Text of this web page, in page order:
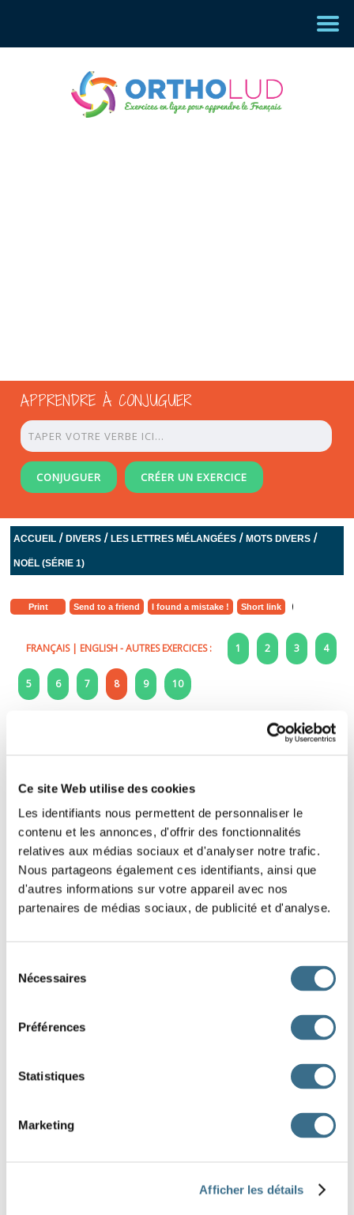
Ce site Web utilise des cookies
Les identifiants nous permettent de personnaliser le
contenu et les annonces, d'offrir des fonctionnalités
relatives aux médias sociaux et d'analyser notre trafic.
Nous partageons également ces identifiants, ainsi que
d'autres informations sur votre appareil avec nos
partenaires de médias sociaux, de publicité et d'analyse.
Nécessaires
Préférences
Statistiques
Marketing
Afficher les détails
APPRENDRE À CONJUGUER
CONJUGUER CRÉER UN EXERCICE
ACCUEIL /DIVERS /LES LETTRES MÉLANGÉES /MOTS DIVERS /
NOËL (SÉRIE 1)
Print Send to a friend I found a mistake ! Short link
FRANÇAIS| ENGLISH- AUTRES EXERCICES : 1 2 3 4
5 6 7 8 9 10
8 - French Game - Shuffled letters:
Put the letters of this french word in the right
order.
Hint: To decorate the Christmas tree.
D A R
DONE!